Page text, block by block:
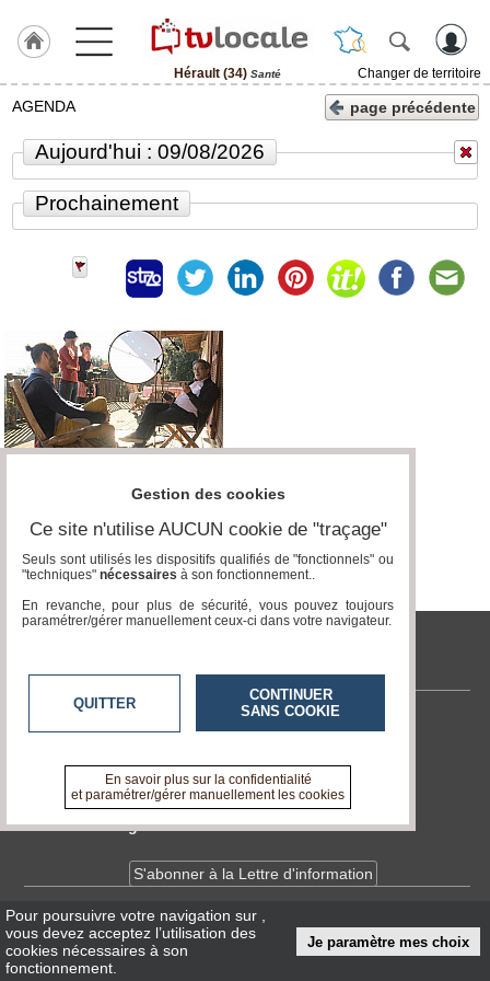
Hérault (34) Santé
Changer de territoire
J'adhère
ACCUEIL
Hérault
(34)
RUBRIQUES
Agenda
du
groupe
Blogs
Inscription
AGENDA page précédente
Aujourd'hui : 09/08/2026
Prochainement
tvlocale.fr
Contactez-nous
A propos de tvlocale.fr
Devenir délégué
S'abonner à la Lettre d'information
InfosCNIL/RGPD
Conditions Générales d'Utilisation
Pour poursuivre votre navigation sur
vous devez acceptez l’utilisation des
cookies nécessaires à son
fonctionnement.
Je paramètre mes choix
Gestion des cookies
Ce site n'utilise AUCUN cookie de "traçage"
Seuls sont utilisés les dispositifs qualifiés de "fonctionnels" ou
"techniques" nécessaires à son fonctionnement..
En revanche, pour plus de sécurité, vous pouvez toujours
paramétrer/gérer manuellement ceux-ci dans votre navigateur.
QUITTER
CONTINUER
SANS COOKIE
En savoir plus sur la confidentialité
et paramétrer/gérer manuellement les cookies